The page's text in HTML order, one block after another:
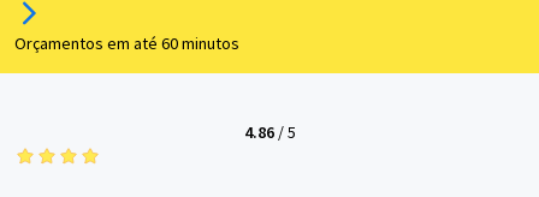
Orçamentos em até 60 minutos
4.86/5